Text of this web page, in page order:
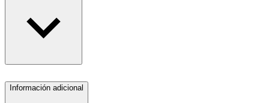
Información adicional